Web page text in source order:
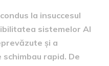
la insuccesul
sistemelor AI
și a
rapid. De